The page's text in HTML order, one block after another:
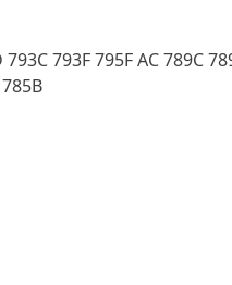
793F 795F AC 789C